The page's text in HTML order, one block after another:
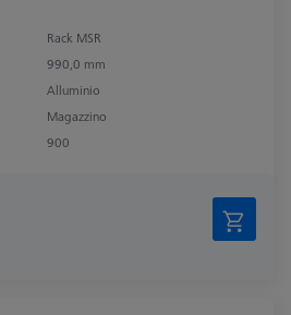
Rack MSR
990,0 mm
Alluminio
Magazzino
900